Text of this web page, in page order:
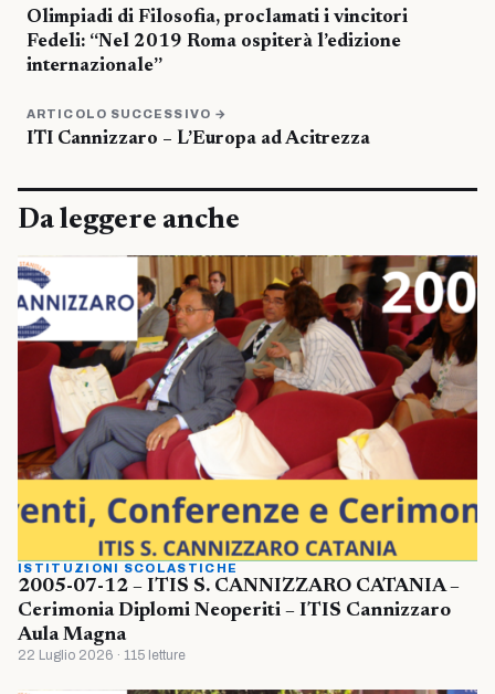
Olimpiadi di Filosofia, proclamati i vincitori
Fedeli: “Nel 2019 Roma ospiterà l’edizione
internazionale”
ARTICOLO SUCCESSIVO →
ITI Cannizzaro – L’Europa ad Acitrezza
Da leggere anche
ISTITUZIONI SCOLASTICHE
2005-07-12 – ITIS S. CANNIZZARO CATANIA –
Cerimonia Diplomi Neoperiti – ITIS Cannizzaro
Aula Magna
22 Luglio 2026 · 115 letture